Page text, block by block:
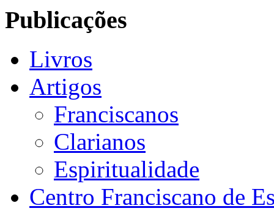
Publicações
Livros
Artigos
Franciscanos
Clarianos
Espiritualidade
Centro Franciscano de